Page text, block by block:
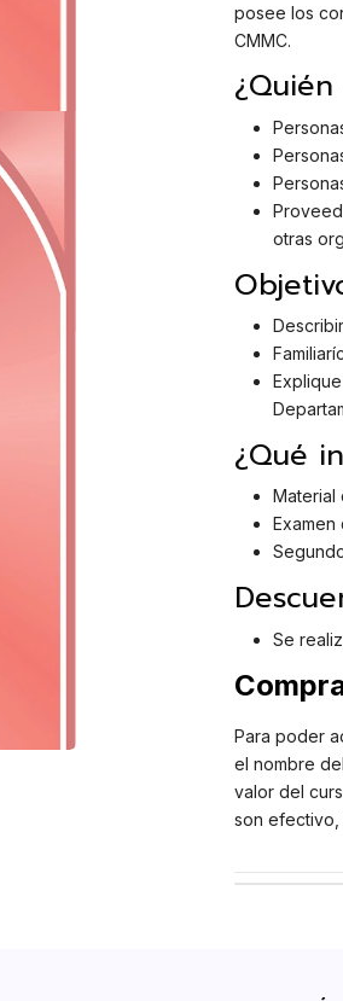
posee los
CMMC.
otras
¿Qué
Material
Examen
Se
Para poder
el nombre
valor del
son efectivo,